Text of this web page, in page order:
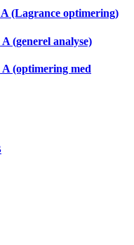
(Lagrance optimering)
(generel analyse)
(optimering med